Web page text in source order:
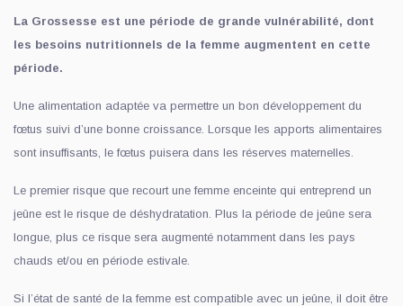
La Grossesse est une période de grande vulnérabilité, dont
les besoins nutritionnels de la femme augmentent en cette
période.
Une alimentation adaptée va permettre un bon développement du
fœtus suivi d’une bonne croissance. Lorsque les apports alimentaires
sont insuffisants, le fœtus puisera dans les réserves maternelles.
Le premier risque que recourt une femme enceinte qui entreprend un
jeûne est le risque de déshydratation. Plus la période de jeûne sera
longue, plus ce risque sera augmenté notamment dans les pays
chauds et/ou en période estivale.
Si l’état de santé de la femme est compatible avec un jeûne, il doit être